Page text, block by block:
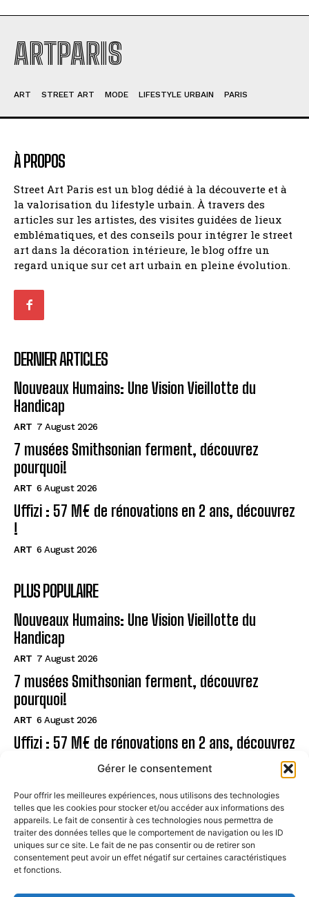
Gérer le consentement
Pour offrir les meilleures expériences, nous utilisons des technologies
telles que les cookies pour stocker et/ou accéder aux informations des
appareils. Le fait de consentir à ces technologies nous permettra de
traiter des données telles que le comportement de navigation ou les ID
uniques sur ce site. Le fait de ne pas consentir ou de retirer son
consentement peut avoir un effet négatif sur certaines caractéristiques
et fonctions.
ARTPARIS
ART STREET ART MODE LIFESTYLE URBAIN PARIS
À PROPOS
Street Art Paris est un blog dédié à la découverte et à
la valorisation du lifestyle urbain. À travers des
articles sur les artistes, des visites guidées de lieux
emblématiques, et des conseils pour intégrer le street
art dans la décoration intérieure, le blog offre un
regard unique sur cet art urbain en pleine évolution.
DERNIER ARTICLES
Nouveaux Humains: Une Vision Vieillotte du
Handicap
ART 7 August 2026
7 musées Smithsonian ferment, découvrez
pourquoi!
ART 6 August 2026
Uffizi : 57 M€ de rénovations en 2 ans, découvrez
!
ART 6 August 2026
PLUS POPULAIRE
Nouveaux Humains: Une Vision Vieillotte du
Handicap
ART 7 August 2026
7 musées Smithsonian ferment, découvrez
pourquoi!
ART 6 August 2026
Uffizi : 57 M€ de rénovations en 2 ans, découvrez
Page
CONTACT
MENTIONS LÉGALES